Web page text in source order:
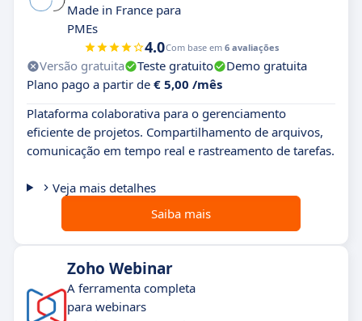
Made in France para
PMEs
4.0Com base em 6 avaliações
Versão gratuita Teste gratuito
Demo gratuita
Plano pago a partir de € 5,00 /mês
Plataforma colaborativa para o gerenciamento
eficiente de projetos. Compartilhamento de arquivos,
comunicação em tempo real e rastreamento de tarefas.
Veja mais detalhes
Saiba mais
Zoho Webinar
A ferramenta completa
para webinars